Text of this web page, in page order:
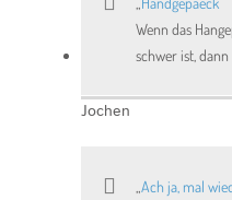
Wenn das
schwer ist, dann
Jochen
Ach ja, mal